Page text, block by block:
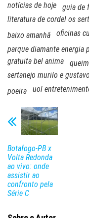
notícias de hoje
guia de
literatura de cordel os
baixo amanhã
oficinas
parque diamante energia
gratuita bel anima
sertanejo murilo e
poeira
uol
Botafogo-PB x
Volta Redonda
ao vivo: onde
assistir ao
confronto pela
Série C